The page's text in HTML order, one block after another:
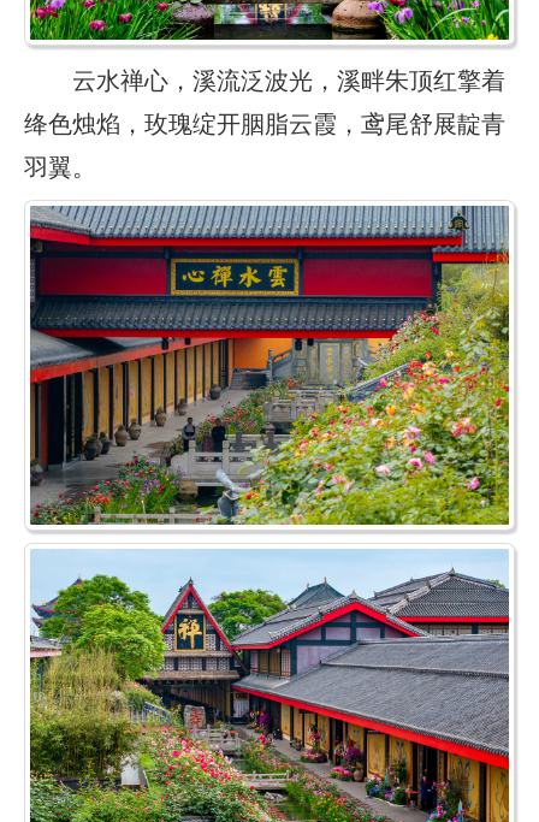
云水禅心，溪流泛波光，溪畔朱顶红擎着
绛色烛焰，玫瑰绽开胭脂云霞，鸢尾舒展靛青
羽翼。